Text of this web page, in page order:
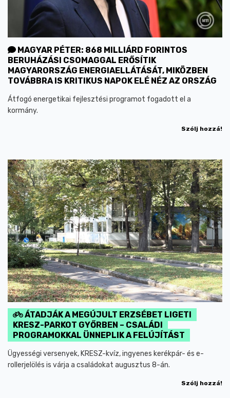
MAGYAR PÉTER: 868 MILLIÁRD FORINTOS
BERUHÁZÁSI CSOMAGGAL ERŐSÍTIK
MAGYARORSZÁG ENERGIAELLÁTÁSÁT, MIKÖZBEN
TOVÁBBRA IS KRITIKUS NAPOK ELÉ NÉZ AZ ORSZÁG
Átfogó energetikai fejlesztési programot fogadott el a
kormány.
Szólj hozzá!
ÁTADJÁK A MEGÚJULT ERZSÉBET LIGETI
KRESZ-PARKOT GYŐRBEN – CSALÁDI
PROGRAMOKKAL ÜNNEPLIK A FELÚJÍTÁST
Ügyességi versenyek, KRESZ-kvíz, ingyenes kerékpár- és e-
rollerjelölés is várja a családokat augusztus 8-án.
Szólj hozzá!